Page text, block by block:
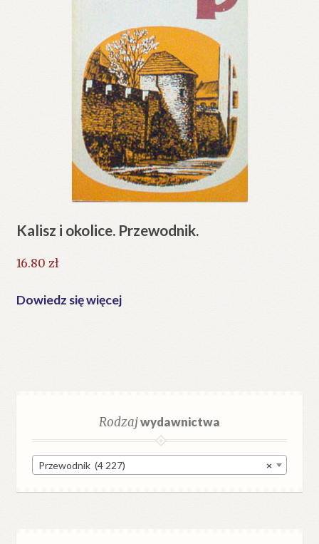
Kalisz i okolice. Przewodnik.
16.80 zł
Dowiedz się więcej
Rodzajwydawnictwa
×
Przewodnik (4 227)